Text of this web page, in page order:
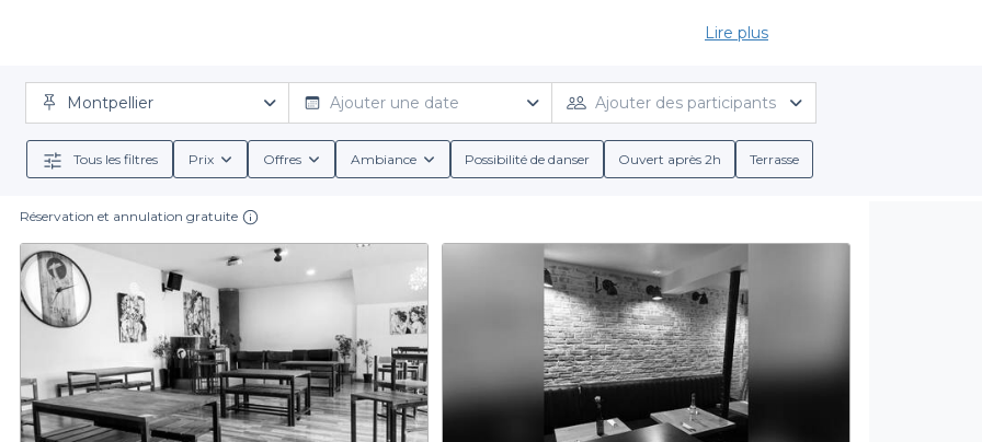
Avec Privateaser, la réservation devient un jeu d'enfant. Notre plateforme vous donne accès à une large sélection de
chaleureux et convivial. Que vous souhaitiez déguster des tacos, des empanadas, ou encore savourer des cocktails
d'établissements vous permettra de choisir parmi une diversité de biens, allant de l'ambiance festive pour une
tranquille.
Lors de votre réservation avec Privateaser, vous bénéficierez de conditions de réservation claires et détaillées,
restaurants proposent souvent des choix de plats et de boissons en fonction de vos envies, avec des menus
convivialité et le partage. En quelques clics, vous pourrez planifier un événement qui réunit vos proches autour des
qualité du service.
En somme, ne laissez pas passer l’occasion de découvrir ces restaurants latinos à Montpellier. Que ce soit pour
réservez dès maintenant sur Privateaser et plongez-vous dans un univers culinaire riche, où chaque bouchée vous
laissez-vous séduire par la gastronomie latino-américaine !
Lire plus
Montpellier Ajouter une date Ajouter des participants
Tous les filtres Prix Offres Ambiance Possibilité de danser Ouvert après 2h Terrasse
Réservation et annulation gratuite